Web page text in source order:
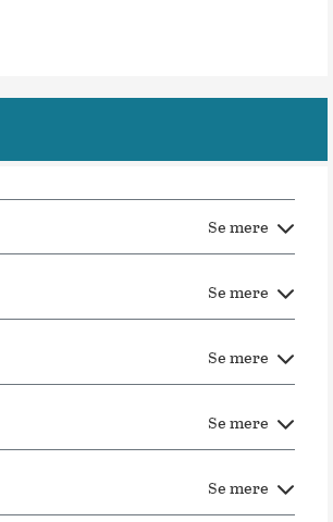
Se mere
Se mere
Se mere
Se mere
Se mere